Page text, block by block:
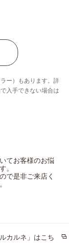
ー）もあります。詳
入手できない場合は
てお客様のお悩
。
で是非ご来店く
カルネ」はこち